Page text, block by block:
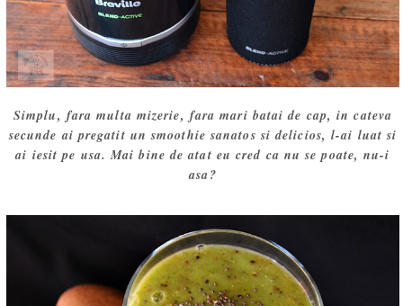
Simplu, fara multa mizerie, fara mari batai de cap, in cateva
secunde ai pregatit un smoothie sanatos si delicios, l-ai luat si
ai iesit pe usa. Mai bine de atat eu cred ca nu se poate, nu-i
asa?